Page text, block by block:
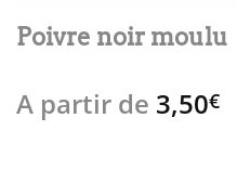
Poivre noir moulu
A partir de 3,50€